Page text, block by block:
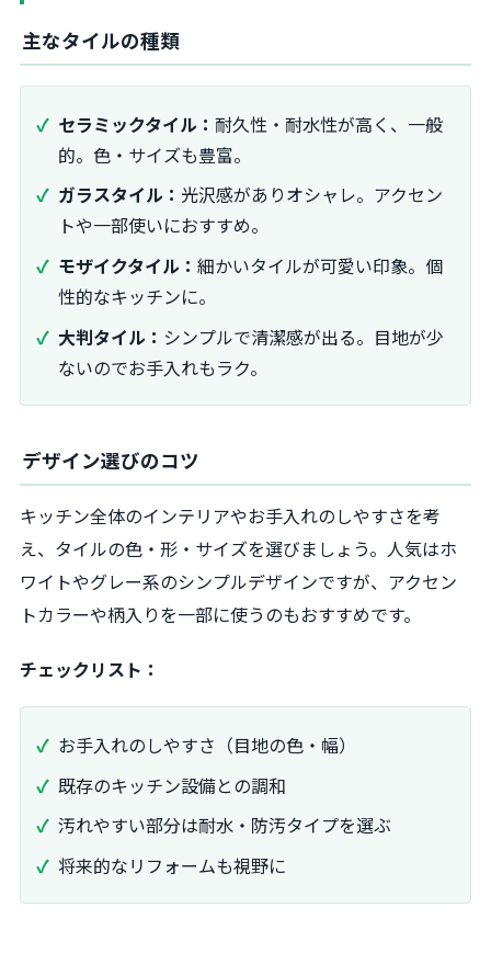
主なタイルの種類
セラミックタイル： 耐久性・耐水性が高く、一般
的。色・サイズも豊富。
ガラスタイル： 光沢感がありオシャレ。アクセン
トや一部使いにおすすめ。
モザイクタイル： 細かいタイルが可愛い印象。個
性的なキッチンに。
大判タイル： シンプルで清潔感が出る。目地が少
ないのでお手入れもラク。
デザイン選びのコツ
キッチン全体のインテリアやお手入れのしやすさを考
え、タイルの色・形・サイズを選びましょう。人気はホ
ワイトやグレー系のシンプルデザインですが、アクセン
トカラーや柄入りを一部に使うのもおすすめです。
チェックリスト：
お手入れのしやすさ（目地の色・幅）
既存のキッチン設備との調和
汚れやすい部分は耐水・防汚タイプを選ぶ
将来的なリフォームも視野に